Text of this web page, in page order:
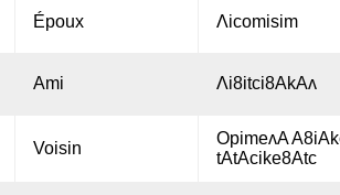
Époux Λicomisim
Ami Λi8itci8AkAʌ
Voisin
OpimeʌA
tAtAcike8Atc